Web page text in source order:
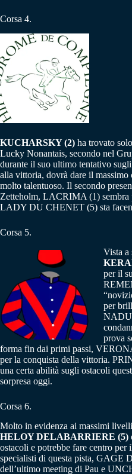
Corsa 4.
KUCHARSKY (2) ha trovato
Lucky Nonantais, secondo nel
durante il suo ultimo tentativo
alla vittoria, dovrà dare il
molto talentuoso. Il secondo
Zetteholm, LACRIMA (1) sembra
LADY DU CHENET (5) sta
Corsa 5.
Vista a
per il
per
prova
forma fin dai primi passi,
per la conquista della vittoria.
una certa abilità sugli ostacoli
sorpresa oggi.
Corsa 6.
Molto in evidenza ai massimi
HELOY DELABARRIERE (5)
ostacoli e potrebbe fare centro
specialisti di questa pista, GAGE
dell’ultimo meeting di Pau e